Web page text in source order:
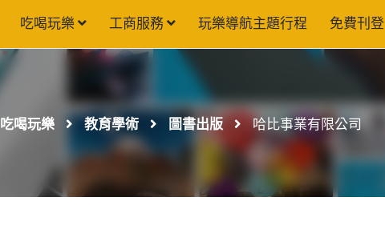
吃喝玩樂 工商服務 玩樂導航主題行程 免費刊登
吃喝玩樂 教育學術 圖書出版 哈比事業有限公司